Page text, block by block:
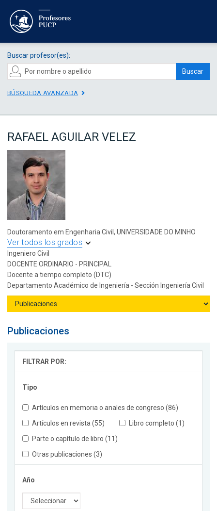
Buscar profesor(es):
Buscar
BÚSQUEDA AVANZADA
RAFAEL AGUILAR VELEZ
Doutoramento em Engenharia Civil, UNIVERSIDADE DO MINHO
Ver todos los grados
Ingeniero Civil
DOCENTE ORDINARIO - PRINCIPAL
Docente a tiempo completo (DTC)
Departamento Académico de Ingeniería - Sección Ingeniería Civil
Publicaciones
FILTRAR POR:
Tipo
Artículos en memoria o anales de congreso (86)
Artículos en revista (55)
Libro completo (1)
Parte o capítulo de libro (11)
Otras publicaciones (3)
Año